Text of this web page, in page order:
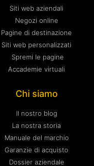
Siti web aziendali
Negozi online
Pagine di destinazione
Siti web personalizzati
Spremi le pagine
Accademie virtuali
Chi siamo
Il nostro blog
La nostra storia
Manuale del marchio
Garanzie di acquisto
Dossier aziendale